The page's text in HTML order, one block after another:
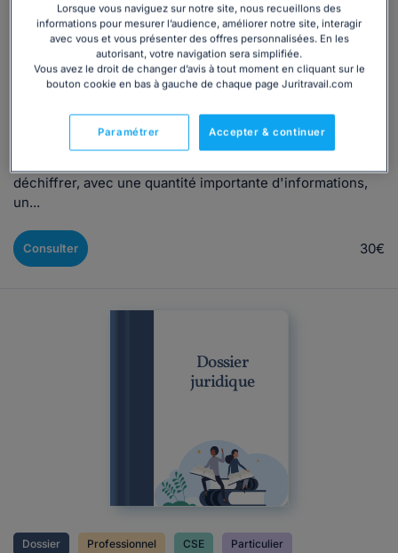
prévention et sécurité privée IDCC 1351
Rédigé par Alice Lachaise, mis à jour le 15/06/2026
Notre synthèse juridique pour vous aider à connaître les
points essentiels de la CCN prévention et sécurité privée
informations dans votre convention collective et vous
n'êtes jamais sûr de votre interprétation. ⚠ Une
déchiffrer, avec une quantité importante d'informations,
un...
Consulter 30€
Dossier
juridique
Dossier Professionnel CSE Particulier
Lorsque vous naviguez sur notre site, nous recueillons des
informations pour mesurer l’audience, améliorer notre site, interagir
avec vous et vous présenter des offres personnalisées. En les
autorisant, votre navigation sera simplifiée.
Vous avez le droit de changer d’avis à tout moment en cliquant sur le
bouton cookie en bas à gauche de chaque page Juritravail.com
Accepter & continuer
Paramétrer